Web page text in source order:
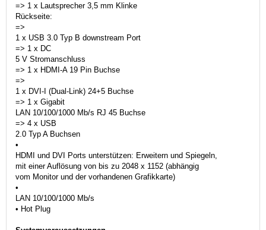
=> 1 x Lautsprecher 3,5 mm Klinke
Rückseite:
=>
1 x USB 3.0 Typ B downstream Port
=> 1 x DC
5 V Stromanschluss
=> 1 x HDMI-A 19 Pin Buchse
=>
1 x DVI-I (Dual-Link) 24+5 Buchse
=> 1 x Gigabit
LAN 10/100/1000 Mb/s RJ 45 Buchse
=> 4 x USB
2.0 Typ A Buchsen
•
HDMI und DVI Ports unterstützen: Erweitern und Spiegeln,
mit einer Auflösung von bis zu 2048 x 1152 (abhängig
vom Monitor und der vorhandenen Grafikkarte)
•
LAN 10/100/1000 Mb/s
• Hot Plug